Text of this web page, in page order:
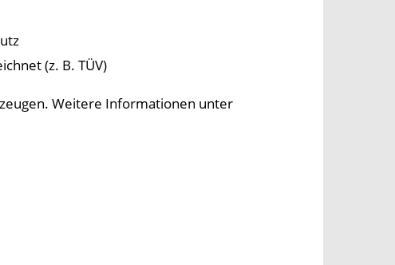
(z. B. TÜV)
Weitere Informationen unter